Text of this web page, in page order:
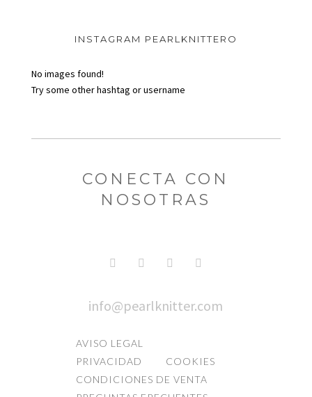
INSTAGRAM PEARLKNITTERO
No images found!
Try some other hashtag or username
CONECTA CON
NOSOTRAS
info@pearlknitter.com
AVISO LEGAL
PRIVACIDAD
COOKIES
CONDICIONES DE VENTA